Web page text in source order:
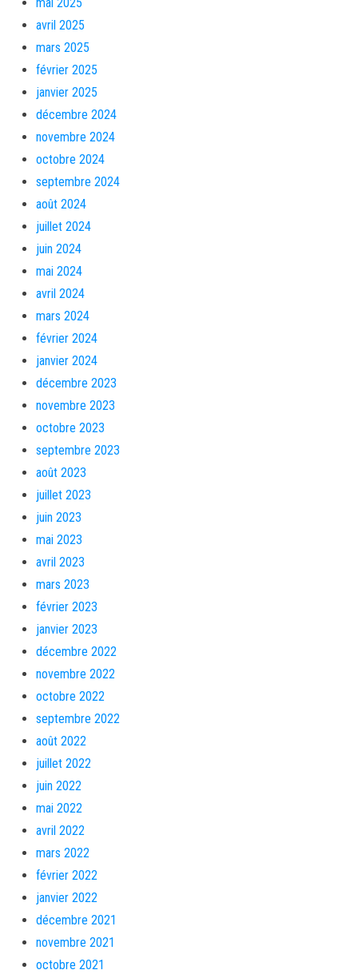
avril 2025
mars 2025
février 2025
janvier 2025
décembre 2024
novembre 2024
octobre 2024
septembre 2024
août 2024
juillet 2024
juin 2024
mai 2024
avril 2024
mars 2024
février 2024
janvier 2024
décembre 2023
novembre 2023
octobre 2023
septembre 2023
août 2023
juillet 2023
juin 2023
mai 2023
avril 2023
mars 2023
février 2023
janvier 2023
décembre 2022
novembre 2022
octobre 2022
septembre 2022
août 2022
juillet 2022
juin 2022
mai 2022
avril 2022
mars 2022
février 2022
janvier 2022
décembre 2021
novembre 2021
octobre 2021